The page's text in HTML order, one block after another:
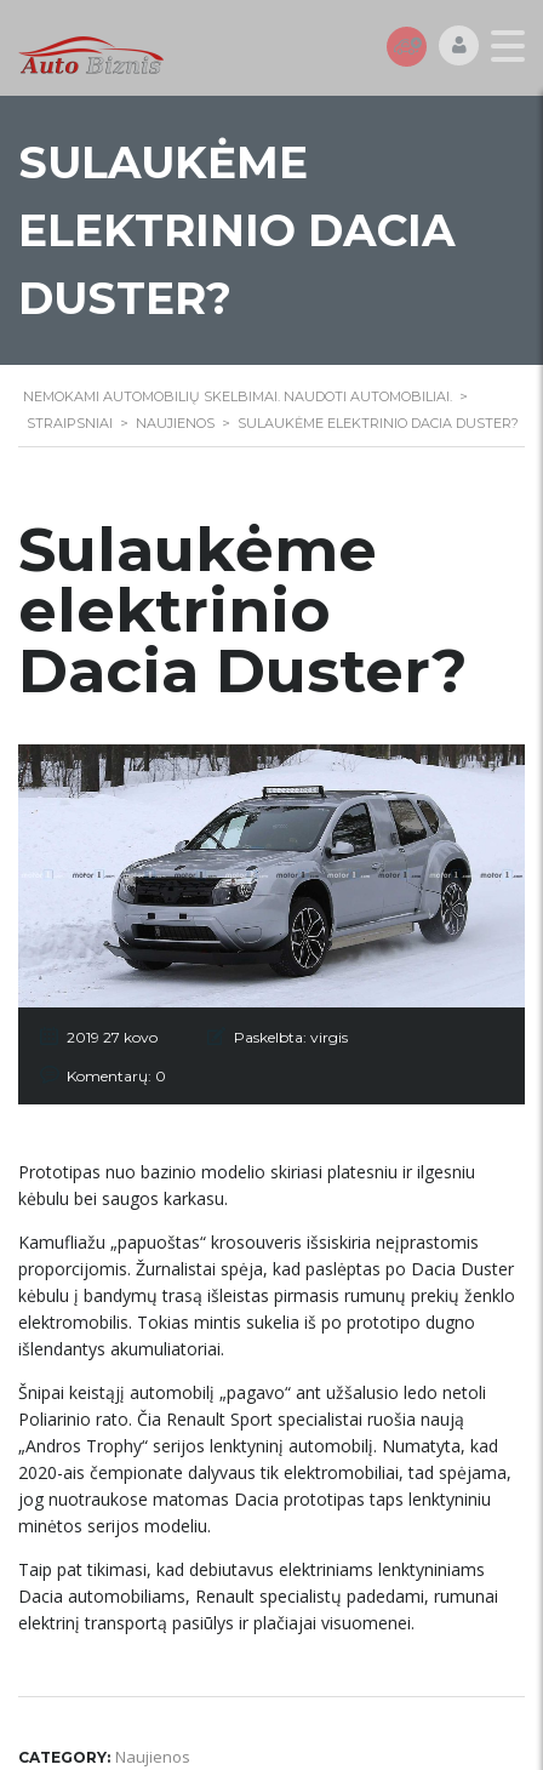
SULAUKĖME
ELEKTRINIO DACIA
DUSTER?
NEMOKAMI AUTOMOBILIŲ SKELBIMAI. NAUDOTI AUTOMOBILIAI. >
STRAIPSNIAI > NAUJIENOS > SULAUKĖME ELEKTRINIO DACIA DUSTER?
Sulaukėme
elektrinio
Dacia Duster?
2019 27 kovo Paskelbta: virgis
Komentarų: 0
Prototipas nuo bazinio modelio skiriasi platesniu ir ilgesniu
kėbulu bei saugos karkasu.
Kamufliažu „papuoštas“ krosouveris išsiskiria neįprastomis
proporcijomis. Žurnalistai spėja, kad paslėptas po Dacia Duster
kėbulu į bandymų trasą išleistas pirmasis rumunų prekių ženklo
elektromobilis. Tokias mintis sukelia iš po prototipo dugno
išlendantys akumuliatoriai.
Šnipai keistąjį automobilį „pagavo“ ant užšalusio ledo netoli
Poliarinio rato. Čia Renault Sport specialistai ruošia naują
„Andros Trophy“ serijos lenktyninį automobilį. Numatyta, kad
2020-ais čempionate dalyvaus tik elektromobiliai, tad spėjama,
jog nuotraukose matomas Dacia prototipas taps lenktyniniu
minėtos serijos modeliu.
Taip pat tikimasi, kad debiutavus elektriniams lenktyniniams
Dacia automobiliams, Renault specialistų padedami, rumunai
elektrinį transportą pasiūlys ir plačiajai visuomenei.
CATEGORY: Naujienos